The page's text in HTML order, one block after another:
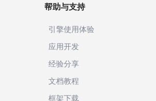
帮助与支持
引擎使用体验
应用开发
经验分享
文档教程
框架下载